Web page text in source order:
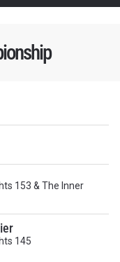
153 & The Inner
145